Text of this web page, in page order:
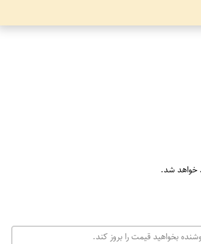
خواهد شد.
بخواهید قیمت را بروز کند.